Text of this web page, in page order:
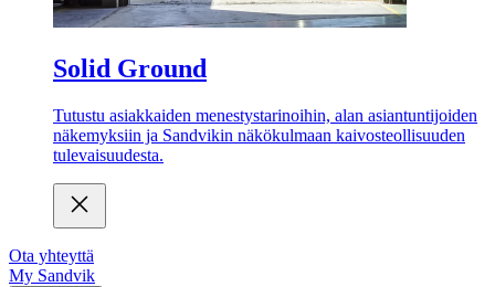
Solid Ground
Tutustu asiakkaiden menestystarinoihin, alan asiantuntijoiden
näkemyksiin ja Sandvikin näkökulmaan kaivosteollisuuden
tulevaisuudesta.
Ota yhteyttä
My Sandvik